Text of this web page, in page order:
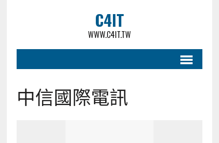
C4IT
WWW.C4IT.TW
中信國際電訊